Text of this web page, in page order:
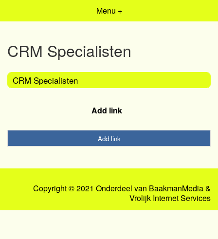
Menu +
CRM Specialisten
CRM Specialisten
Add link
Add link
Copyright © 2021 Onderdeel van BaakmanMedia&
Vrolijk Internet Services